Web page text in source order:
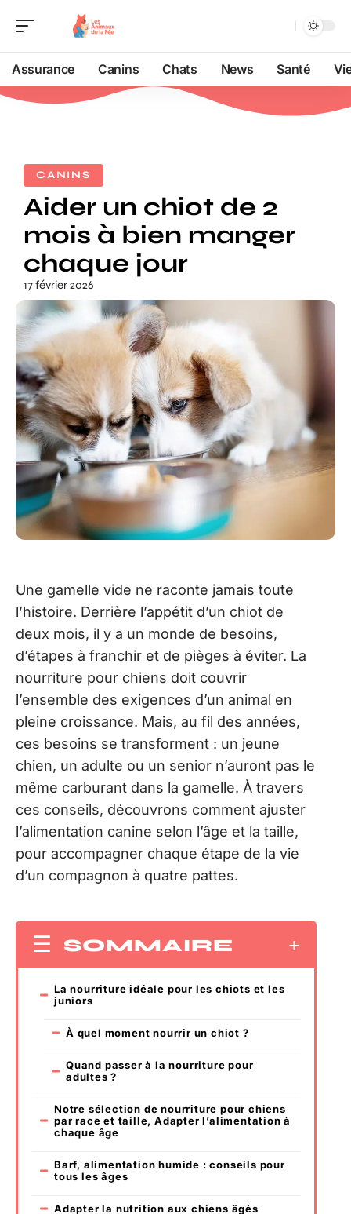
Assurance Canins Chats News Santé
CANINS
Aider un chiot de 2
mois à bien manger
chaque jour
17 février 2026
Une gamelle vide ne raconte jamais toute
l’histoire. Derrière l’appétit d’un chiot de
deux mois, il y a un monde de besoins,
d’étapes à franchir et de pièges à éviter. La
nourriture pour chiens doit couvrir
l’ensemble des exigences d’un animal en
pleine croissance. Mais, au fil des années,
ces besoins se transforment : un jeune
chien, un adulte ou un senior n’auront pas le
même carburant dans la gamelle. À travers
ces conseils, découvrons comment ajuster
l’alimentation canine selon l’âge et la taille,
pour accompagner chaque étape de la vie
d’un compagnon à quatre pattes.
SOMMAIRE
La nourriture idéale pour les chiots et les
juniors
À quel moment nourrir un chiot ?
Quand passer à la nourriture pour
adultes ?
Notre sélection de nourriture pour chiens
par race et taille, Adapter l’alimentation à
chaque âge
Barf, alimentation humide : conseils pour
tous les âges
Adapter la nutrition aux chiens âgés